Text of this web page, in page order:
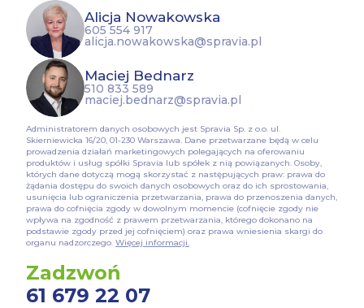
Alicja Nowakowska
605 554 917
alicja.nowakowska@spravia.pl
Maciej Bednarz
510 833 589
maciej.bednarz@spravia.pl
Administratorem danych osobowych jest Spravia Sp. z o.o. ul.
Skierniewicka 16/20, 01-230 Warszawa. Dane przetwarzane będą w celu
prowadzenia działań marketingowych polegających na oferowaniu
produktów i usług spółki Spravia lub spółek z nią powiązanych. Osoby,
których dane dotyczą mogą skorzystać z następujących praw: prawa do
żądania dostępu do swoich danych osobowych oraz do ich sprostowania,
usunięcia lub ograniczenia przetwarzania, prawa do przenoszenia danych,
prawa do cofnięcia zgody w dowolnym momencie (cofnięcie zgody nie
wpływa na zgodność z prawem przetwarzania, którego dokonano na
podstawie zgody przed jej cofnięciem) oraz prawa wniesienia skargi do
organu nadzorczego. Więcej informacji.
Zadzwoń
61 679 22 07